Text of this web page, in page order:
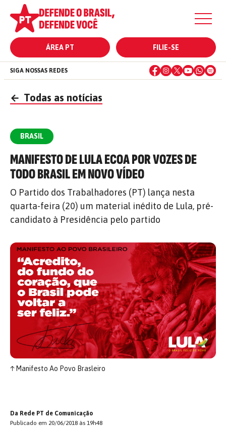
ÁREA PT FILIE-SE
SIGA NOSSAS REDES
← Todas as notícias
BRASIL
MANIFESTO DE LULA ECOA POR VOZES DE
TODO BRASIL EM NOVO VÍDEO
O Partido dos Trabalhadores (PT) lança nesta
quarta-feira (20) um material inédito de Lula, pré-
candidato à Presidência pelo partido
↑Manifesto Ao Povo Brasleiro
Da Rede PT de Comunicação
Publicado em 20/06/2018 às 19h48